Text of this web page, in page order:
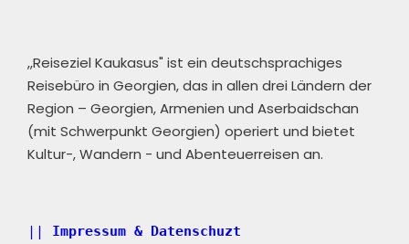
,,Reiseziel Kaukasus" ist ein deutschsprachiges
Reisebüro in Georgien, das in allen drei Ländern der
Region – Georgien, Armenien und Aserbaidschan
(mit Schwerpunkt Georgien) operiert und bietet
Kultur-, Wandern - und Abenteuerreisen an.
Impressum & Datenschuzt